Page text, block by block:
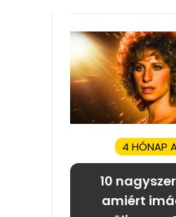
4 HÓNAP
10
amiért